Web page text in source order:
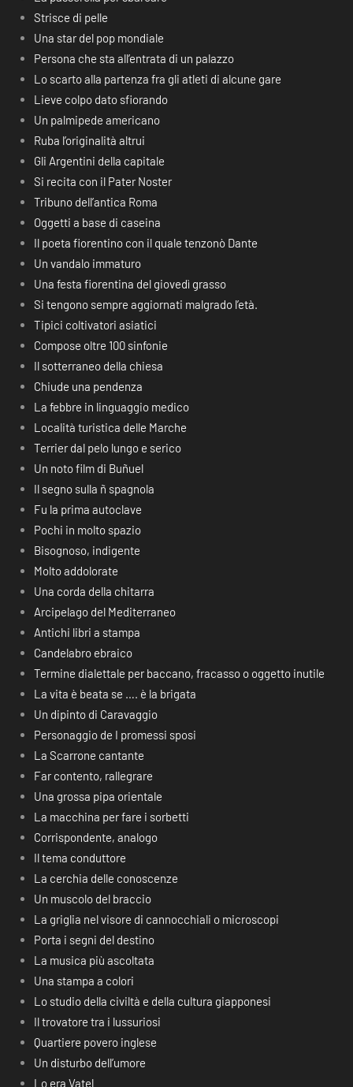
Strisce di pelle
Una star del pop mondiale
Persona che sta all’entrata di un palazzo
Lo scarto alla partenza fra gli atleti di alcune gare
Lieve colpo dato sfiorando
Un palmipede americano
Ruba l’originalità altrui
Gli Argentini della capitale
Si recita con il Pater Noster
Tribuno dell’antica Roma
Oggetti a base di caseina
Il poeta fiorentino con il quale tenzonò Dante
Un vandalo immaturo
Una festa fiorentina del giovedì grasso
Si tengono sempre aggiornati malgrado l’età.
Tipici coltivatori asiatici
Compose oltre 100 sinfonie
Il sotterraneo della chiesa
Chiude una pendenza
La febbre in linguaggio medico
Località turistica delle Marche
Terrier dal pelo lungo e serico
Un noto film di Buñuel
Il segno sulla ñ spagnola
Fu la prima autoclave
Pochi in molto spazio
Bisognoso, indigente
Molto addolorate
Una corda della chitarra
Arcipelago del Mediterraneo
Antichi libri a stampa
Candelabro ebraico
Termine dialettale per baccano, fracasso o oggetto inutile
La vita è beata se …. è la brigata
Un dipinto di Caravaggio
Personaggio de I promessi sposi
La Scarrone cantante
Far contento, rallegrare
Una grossa pipa orientale
La macchina per fare i sorbetti
Corrispondente, analogo
Il tema conduttore
La cerchia delle conoscenze
Un muscolo del braccio
La griglia nel visore di cannocchiali o microscopi
Porta i segni del destino
La musica più ascoltata
Una stampa a colori
Lo studio della civiltà e della cultura giapponesi
Il trovatore tra i lussuriosi
Quartiere povero inglese
Un disturbo dell’umore
Lo era Vatel